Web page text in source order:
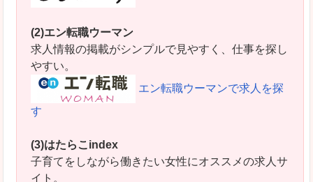
(2)エン転職ウーマン
求人情報の掲載がシンプルで見やすく、仕事を探し
やすい。
エン転職ウーマンで求人を探
す
(3)はたらこindex
子育てをしながら働きたい女性にオススメの求人サ
イト。